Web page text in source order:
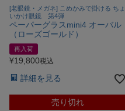
[老眼鏡・メガネ] こめかみで掛ける ちょ
いかけ眼鏡 第4弾
ペーパーグラスmini4 オーバル
（ローズゴールド）
再入荷
¥19,800税込
詳細を見る
売り切れ